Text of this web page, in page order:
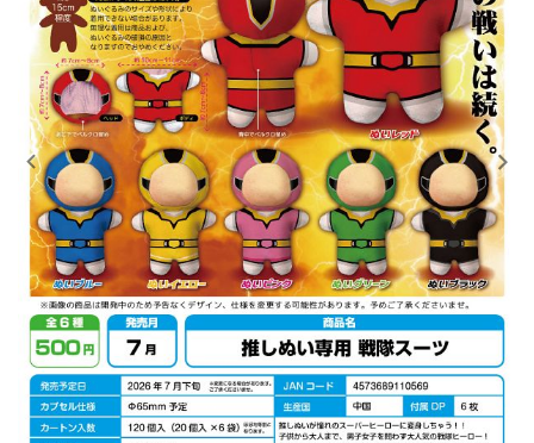
カプセルトイ
販促用空カプセル
レンタル
景品・玩具・文具
販促用カプセルトイ
よくあるご質問